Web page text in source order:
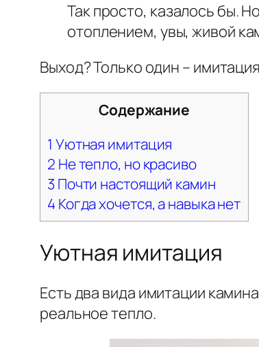
Так просто, казалось бы.
отоплением, увы, живой
Выход? Только один –
Содержание
1 Уютная имитация
2 Не тепло, но красиво
3 Почти настоящий камин
4Когда хочется, а навыка нет
Уютная имитация
Есть два вида имитации
реальное тепло.